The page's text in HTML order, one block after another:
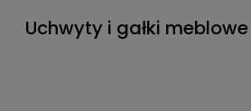
Uchwyty i gałki meblowe